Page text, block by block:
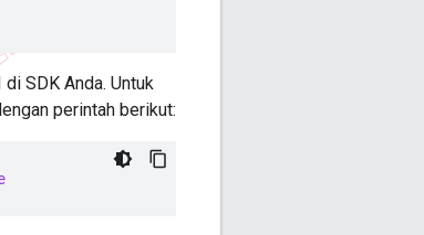
SDK Anda. Untuk
perintah berikut: